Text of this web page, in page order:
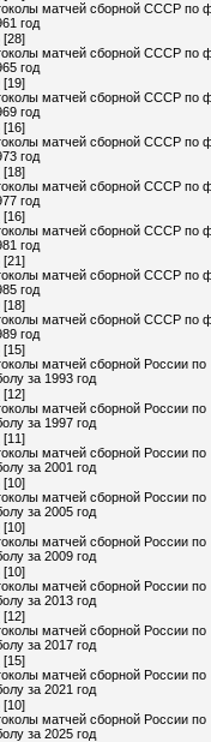
матчей сборной СССР по
год
[28]
матчей сборной СССР по
год
[19]
матчей сборной СССР по
год
[16]
матчей сборной СССР по
год
[18]
матчей сборной СССР по
год
[16]
матчей сборной СССР по
год
[21]
матчей сборной СССР по
год
[18]
матчей сборной СССР по
год
[15]
матчей сборной России по
за 1993 год
[12]
матчей сборной России по
за 1997 год
[11]
матчей сборной России по
за 2001 год
[10]
матчей сборной России по
за 2005 год
[10]
матчей сборной России по
за 2009 год
[10]
матчей сборной России по
за 2013 год
[12]
матчей сборной России по
за 2017 год
[15]
матчей сборной России по
за 2021 год
[10]
матчей сборной России по
за 2025 год